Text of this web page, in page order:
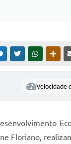
MESSENGER
TWITTERWHATSAPP
Velocidade
Floriano,